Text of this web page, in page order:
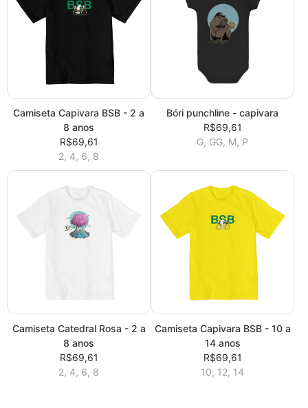
Camiseta Capivara BSB - 2 a
8 anos
R$69,61
2, 4, 6, 8
Bóri punchline - capivara
R$69,61
G, GG, M, P
Camiseta Catedral Rosa - 2 a
8 anos
R$69,61
2, 4, 6, 8
Camiseta Capivara BSB - 10 a
14 anos
R$69,61
10, 12, 14